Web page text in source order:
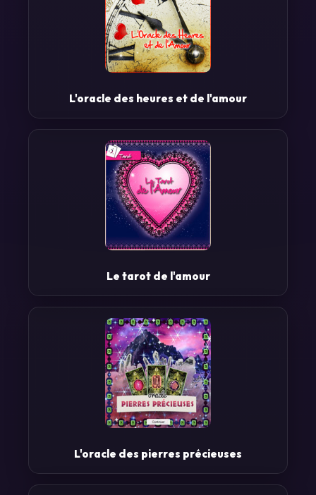
L'oracle des heures et de l'amour
Le tarot de l'amour
L'oracle des pierres précieuses